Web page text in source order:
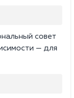
совет
— для